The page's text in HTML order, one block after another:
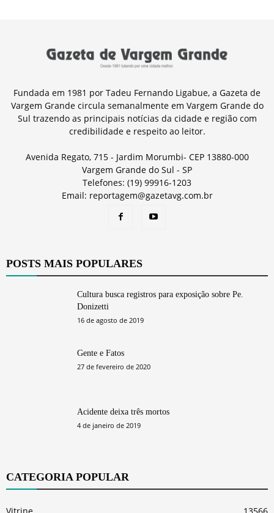
Fundada em 1981 por Tadeu Fernando Ligabue, a Gazeta de
Vargem Grande circula semanalmente em Vargem Grande do
Sul trazendo as principais notícias da cidade e região com
credibilidade e respeito ao leitor.
Avenida Regato, 715 - Jardim Morumbi- CEP 13880-000
Vargem Grande do Sul - SP
Telefones: (19) 99916-1203
Email: reportagem@gazetavg.com.br
POSTS MAIS POPULARES
Cultura busca registros para exposição sobre Pe.
Donizetti
16 de agosto de 2019
Gente e Fatos
27 de fevereiro de 2020
Acidente deixa três mortos
4 de janeiro de 2019
CATEGORIA POPULAR
Vitrine 13566